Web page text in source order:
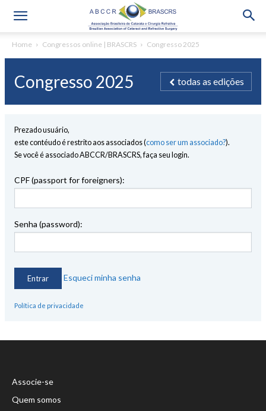
Home Congressos online | BRASCRS Congresso 2025
Congresso 2025 todas as edições
Prezado usuário,
este contéudo é restrito aos associados (como ser um associado?).
Se você é associado ABCCR/BRASCRS, faça seu login.
CPF (passport for foreigners):
Senha (password):
Esqueci minha senha
Política de privacidade
Associe-se
Quem somos